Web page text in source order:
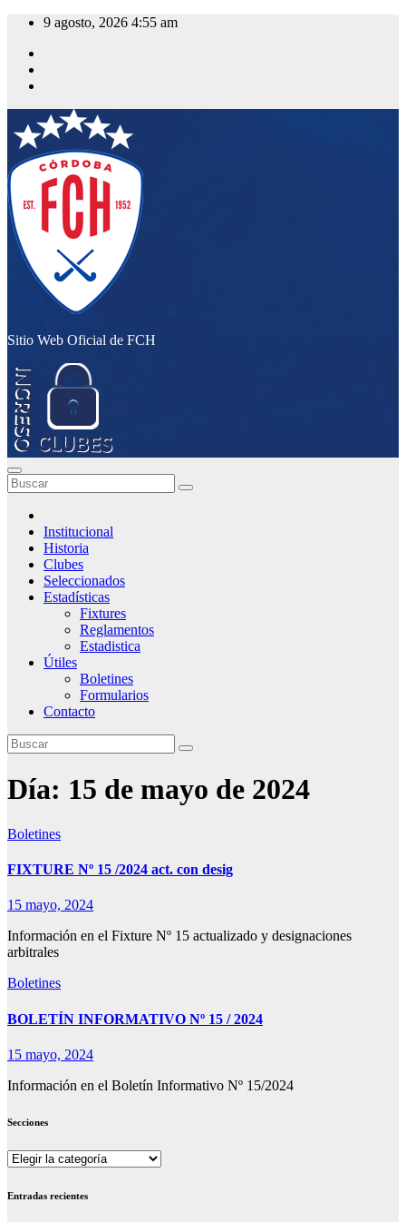
Saltar
contenido
9 agosto, 2026 4:55 am
Sitio Web Oficial de FCH
Institucional
Historia
Clubes
Seleccionados
Estadísticas
Fixtures
Reglamentos
Estadistica
Útiles
Boletines
Formularios
Contacto
Día: 15 de mayo de 2024
Boletines
FIXTURE Nº 15 /2024 act. con desig
15 mayo, 2024
Información en el Fixture Nº 15 actualizado y designaciones
arbitrales
Boletines
BOLETÍN INFORMATIVO Nº 15 / 2024
15 mayo, 2024
Información en el Boletín Informativo Nº 15/2024
Secciones
Secciones
Entradas recientes